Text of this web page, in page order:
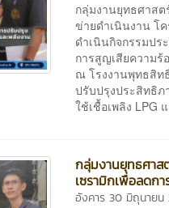
กลุ่มงานยุทธศาสต
ข่ายดำเนินงาน โ
ดำเนินกิจกรรมปร
การสูญเสียความ
ณ โรงงานพุทธสิท
ปรับปรุงประสิทธิภ
ใช้เชื้อเพลิง LPG
กลุ่มงานยุทธศาส
เซรามิกเพื่อลดก
อังคาร 30 มิถุนายน